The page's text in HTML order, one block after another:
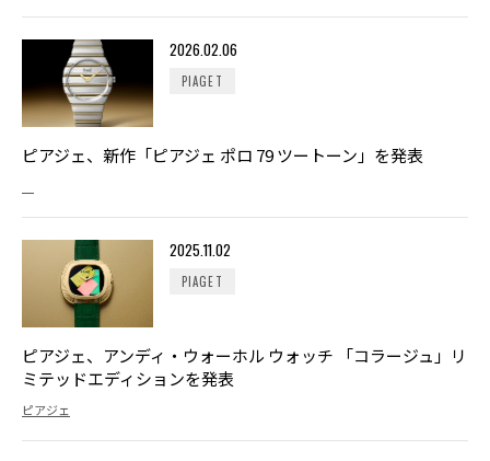
2026.02.06
PIAGET
ピアジェ、新作「ピアジェ ポロ 79 ツートーン」を発表
2025.11.02
PIAGET
ピアジェ、アンディ・ウォーホル ウォッチ 「コラージュ」リ
ミテッドエディションを発表
ピアジェ